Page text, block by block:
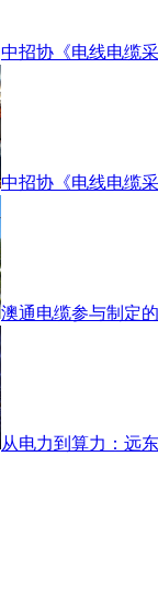
中招协《电线电缆
中招协《电线电缆
澳通电缆参与制定
从电力到算力：远